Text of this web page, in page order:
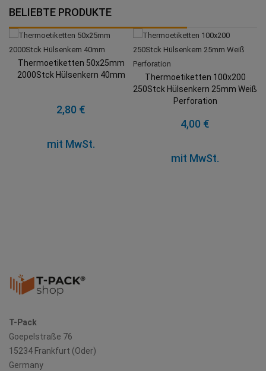
BELIEBTE PRODUKTE
Thermoetiketten 50x25mm
2000Stck Hülsenkern 40mm
2,80 €
mit MwSt.
Thermoetiketten 100x200
250Stck Hülsenkern 25mm Weiß
Perforation
4,00 €
mit MwSt.
T-Pack
Goepelstraße 76
15234 Frankfurt (Oder)
Germany